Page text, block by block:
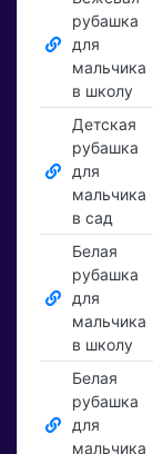
рубашка
для
мальчика
в школу
Детская
рубашка
для
мальчика
в сад
Белая
рубашка
для
мальчика
в школу
Белая
рубашка
для
мальчика